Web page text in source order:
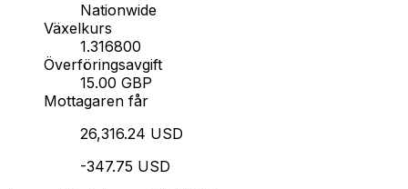
Nationwide
Växelkurs
1.316800
Överföringsavgift
15.00 GBP
Mottagaren får
26,316.24 USD
-347.75 USD